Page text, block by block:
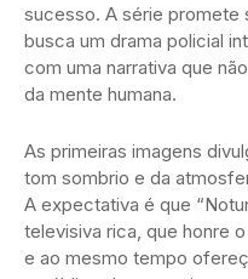
sucesso. A série promete
busca um drama policial
com uma narrativa que
da mente humana.
As primeiras imagens
tom sombrio e da
A expectativa é que
televisiva rica, que honre
e ao mesmo tempo